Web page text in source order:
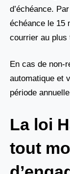
d’échéance.
échéance le 15
courrier au plus
En cas de non-
automatique et
période
La loi
tout